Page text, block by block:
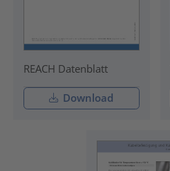
REACH Datenblatt
Download